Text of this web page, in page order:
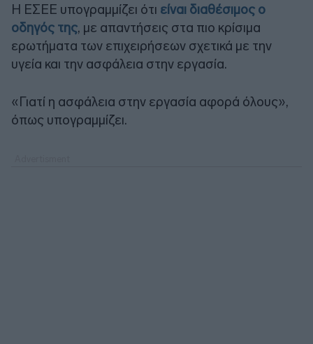
Η ΕΣΕΕ υπογραμμίζει ότι είναι διαθέσιμος ο
οδηγός της, με απαντήσεις στα πιο κρίσιμα
ερωτήματα των επιχειρήσεων σχετικά με την
υγεία και την ασφάλεια στην εργασία.
«Γιατί η ασφάλεια στην εργασία αφορά όλους»,
όπως υπογραμμίζει.